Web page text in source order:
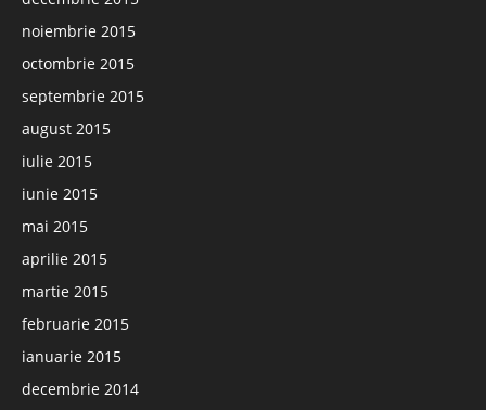
noiembrie 2015
octombrie 2015
septembrie 2015
august 2015
iulie 2015
iunie 2015
mai 2015
aprilie 2015
martie 2015
februarie 2015
ianuarie 2015
decembrie 2014